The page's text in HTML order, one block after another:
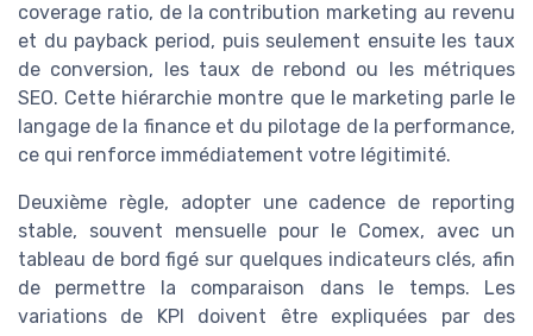
coverage ratio, de la contribution marketing au revenu
et du payback period, puis seulement ensuite les taux
de conversion, les taux de rebond ou les métriques
SEO. Cette hiérarchie montre que le marketing parle le
langage de la finance et du pilotage de la performance,
ce qui renforce immédiatement votre légitimité.
Deuxième règle, adopter une cadence de reporting
stable, souvent mensuelle pour le Comex, avec un
tableau de bord figé sur quelques indicateurs clés, afin
de permettre la comparaison dans le temps. Les
variations de KPI doivent être expliquées par des